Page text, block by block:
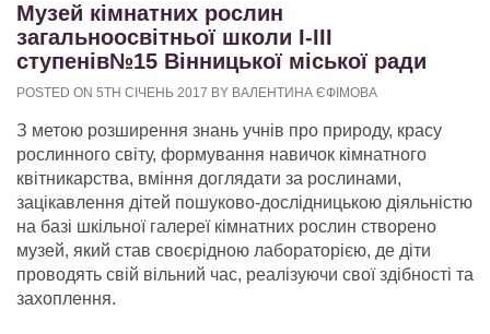
Музей кімнатних рослин
загальноосвітньої школи І-ІІІ
ступенів№15 Вінницької міської ради
POSTED ON 5TH СІЧЕНЬ 2017 BY ВАЛЕНТИНА ЄФІМОВА
З метою розширення знань учнів про природу, красу
рослинного світу, формування навичок кімнатного
квітникарства, вміння доглядати за рослинами,
зацікавлення дітей пошуково-дослідницькою діяльністю
на базі шкільної галереї кімнатних рослин створено
музей, який став своєрідною лабораторією, де діти
проводять свій вільний час, реалізуючи свої здібності та
захоплення.